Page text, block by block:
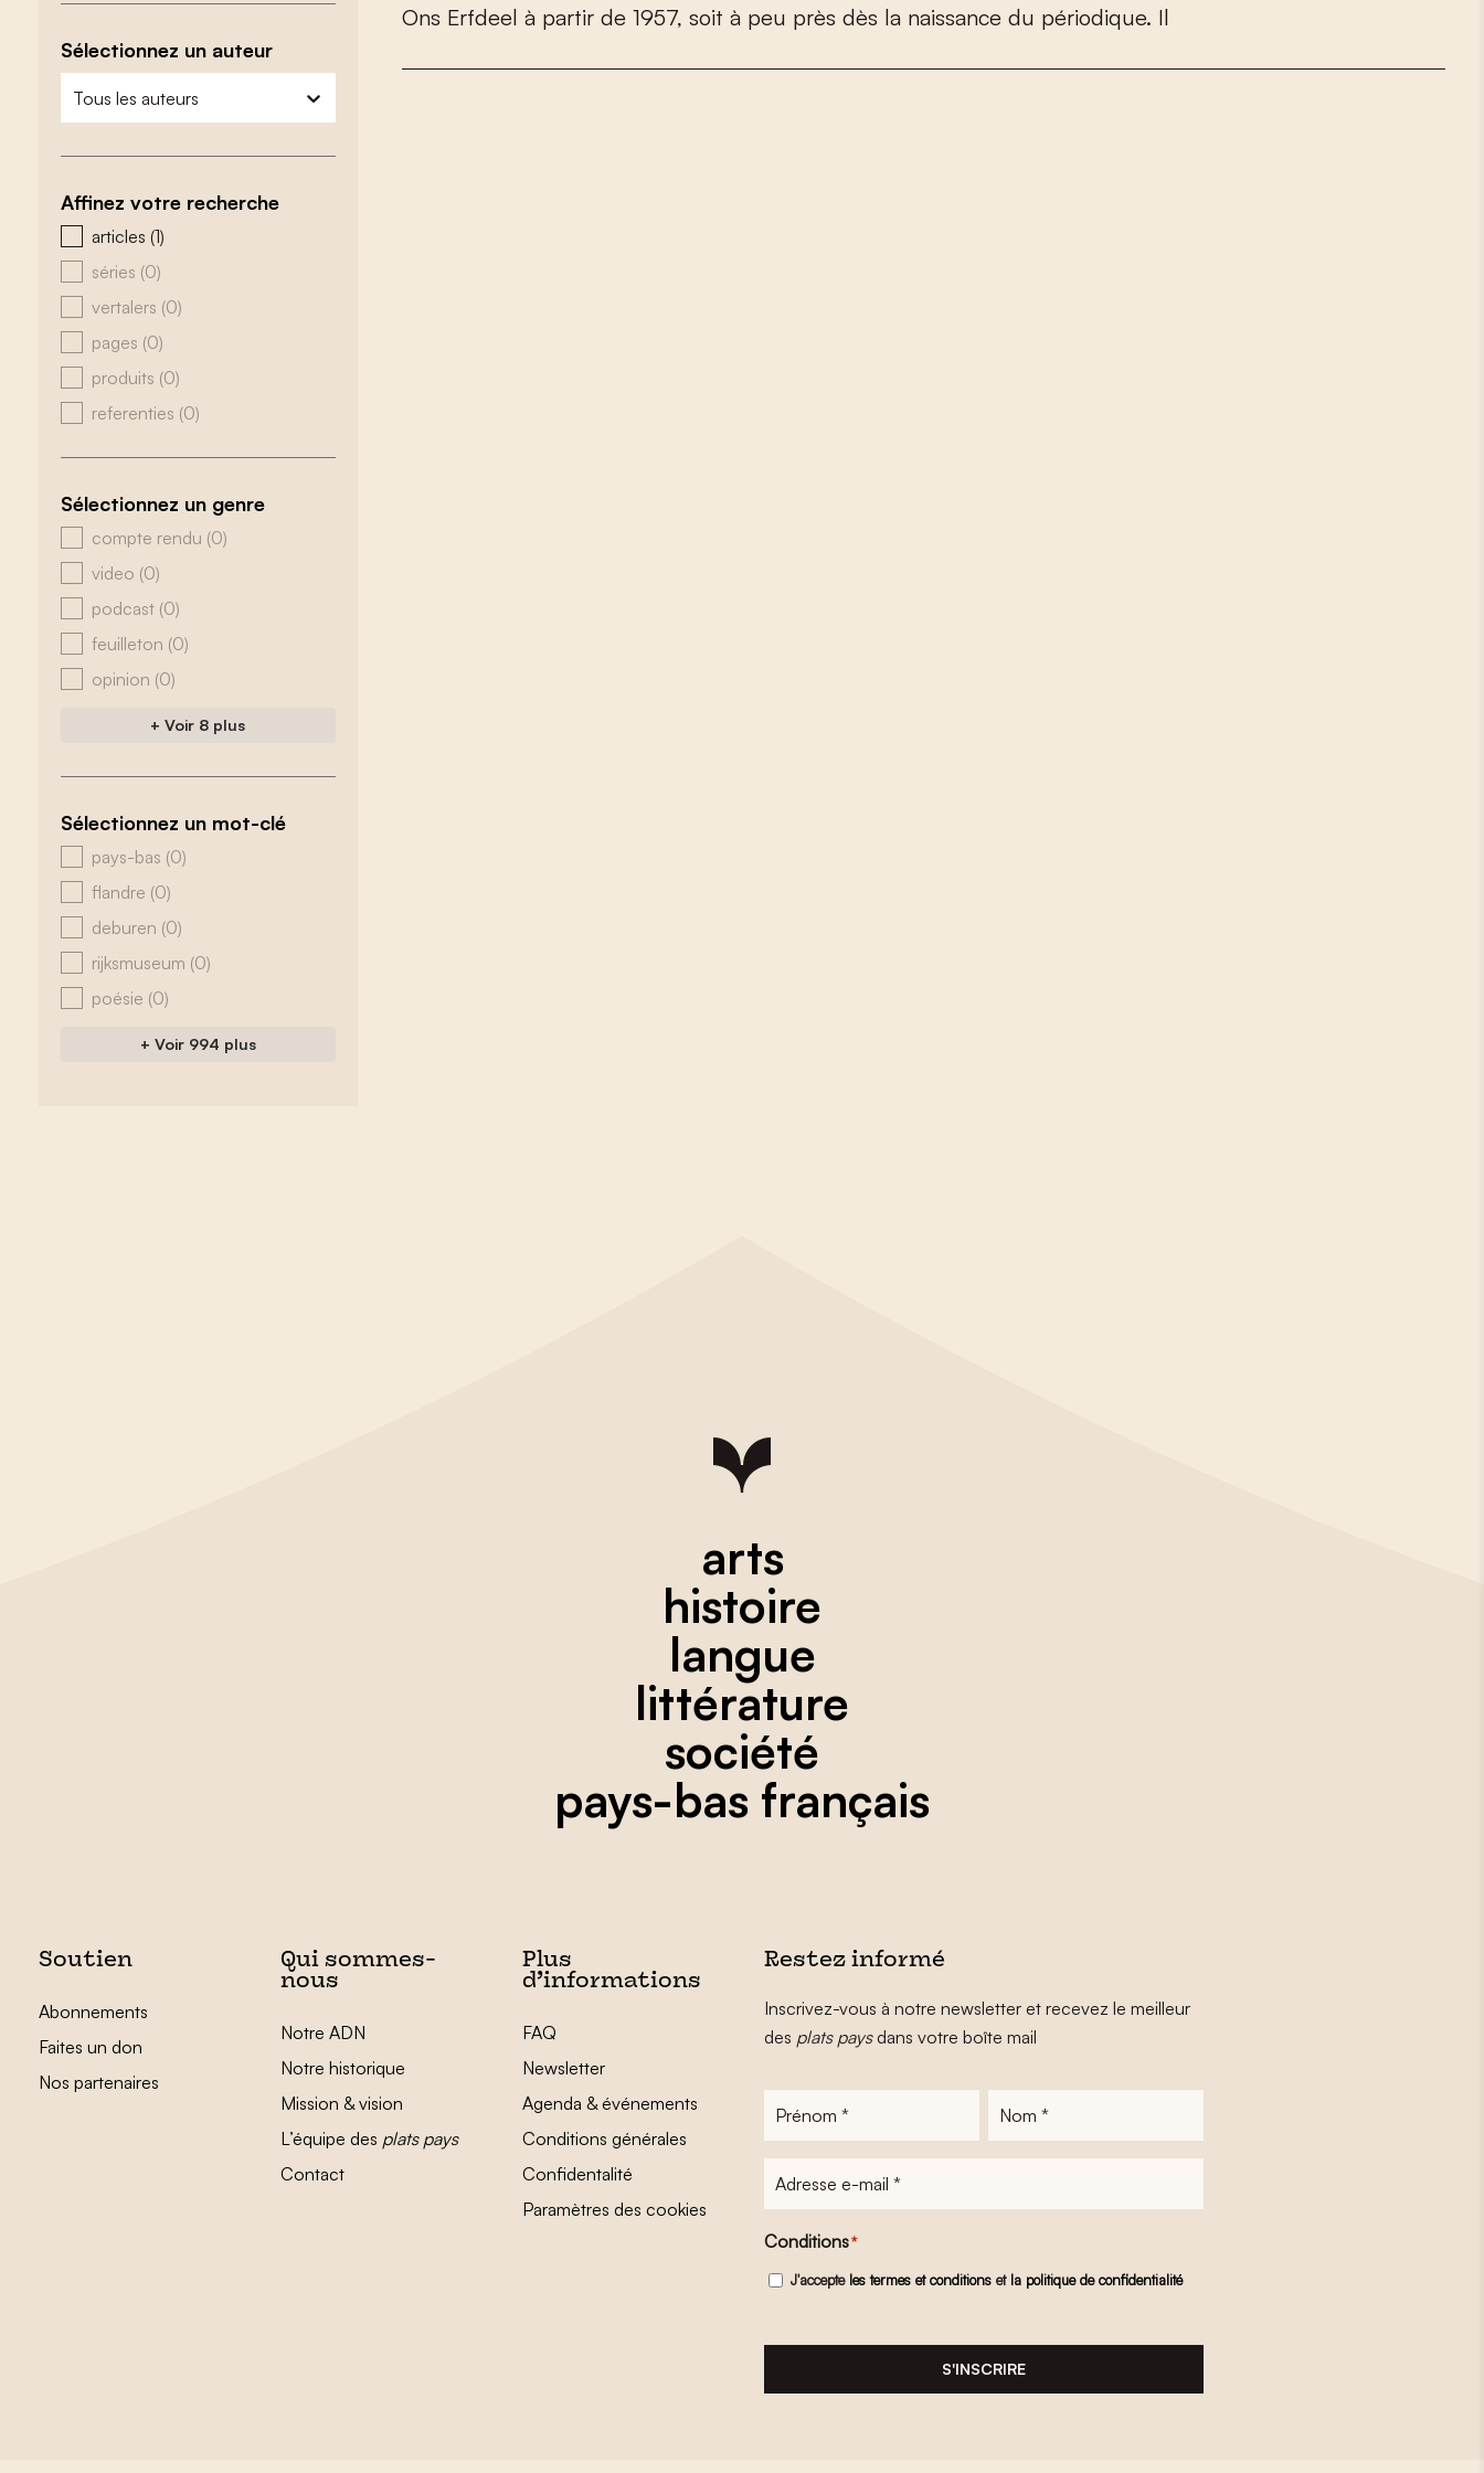
Sélectionnez un auteur
zoeken - auteurs
sélectionnez le contenu
Affinez votre recherche
zoeken - type
articles (1)
séries (0)
vertalers (0)
pages (0)
produits (0)
referenties (0)
Sélectionnez un genre
zoeken - genre
compte rendu (0)
video (0)
podcast (0)
feuilleton (0)
opinion (0)
+ Voir 8 plus
Sélectionnez un mot-clé
zoeken - tags
pays-bas (0)
flandre (0)
deburen (0)
rijksmuseum (0)
poésie (0)
+ Voir 994 plus
Ons Erfdeel à partir de 1957, soit à peu près dès la naissance du périodique. Il
arts
histoire
langue
littérature
société
pays-bas français
Soutien
Abonnements
Faites un don
Nos partenaires
Qui sommes-
nous
Notre ADN
Notre historique
Mission & vision
L’équipe des plats pays
Contact
Plus
d’informations
FAQ
Newsletter
Agenda & événements
Conditions générales
Confidentalité
Paramètres des cookies
Restez informé
Inscrivez-vous à notre newsletter et recevez le meilleur
des plats paysdans votre boîte mail
Prénom Nom
Adresse
mail
Conditions*
J'accepte les termes et conditionset la politique de confidentialité
S'INSCRIRE